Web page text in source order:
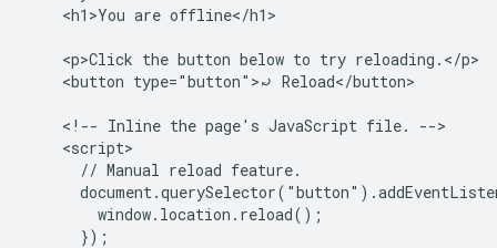
    <h1>You are offline</h1>
    <p>Click the button below to try reloading.</p>
    <button type="button">⤾ Reload</button>
    <!-- Inline the page's JavaScript file. -->
    <script>
      // Manual reload feature.
        window.location.reload();
      });